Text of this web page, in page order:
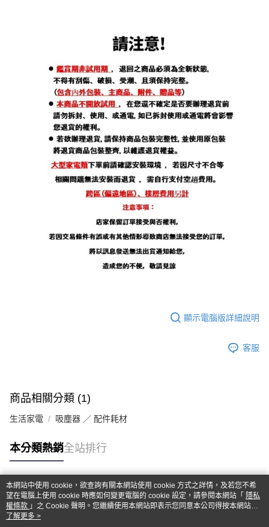
顯示電腦版詳細說明
客服
商品相關分類 (1)
生活家電 吸塵器 ／ 配件耗材
本分類熱銷全站排行
熱門標籤
本網站中使用 cookie，欲查詢有關本網站使用 cookie 方式之詳情，及若您不希
望在電腦上使用 cookie 時應如何變更電腦的 cookie 設定，請參閱本網站「 隱私
權條款 」之 Cookie 聲明。您繼續使用本網站即表示您同意本公司得按本網站使
用條款之 Cookie 聲明使用 cookie。
了解更多 >